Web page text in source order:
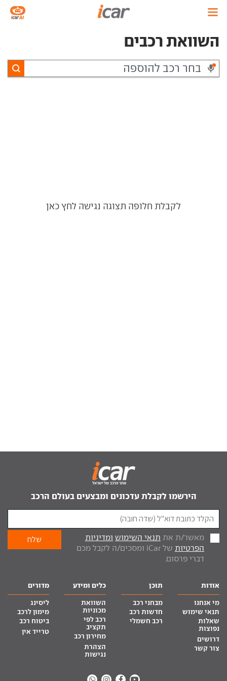
השוואת רכבים
לקבלת חלופה תצוגה נגישה לחץ כאן
הירשמו לקבלת עדכונים ומבצעים בעולם הרכב
מאשר/ת את תנאי השימוש ומדיניות
הפרטיות
של iCar ומסכים/ה לקבל מכם
דברי פרסום.
אודות
מי אנחנו
תנאי שימוש
שאלות
נפוצות
דרושים
צור קשר
תוכן
מבחני רכב
חדשות רכב
רכב חשמלי
כלים ומידע
השוואת
מכוניות
רכב לפי
תקציב
מחירון רכב
הצהרת
נגישות
מדורים
ליסינג
מימון לרכב
ביטוח רכב
טרייד אין